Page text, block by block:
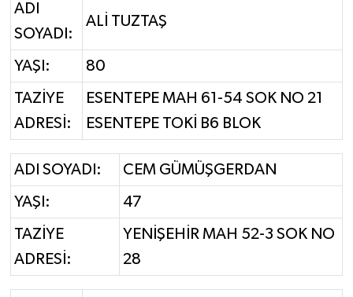
ADI
SOYADI:
ALİ TUZTAŞ
YAŞI: 80
TAZİYE
ADRESİ:
ESENTEPE MAH 61-54 SOK NO 21
ESENTEPE TOKİ B6 BLOK
ADI SOYADI: CEM GÜMÜŞGERDAN
YAŞI: 47
TAZİYE
ADRESİ:
YENİŞEHİR MAH 52-3 SOK NO
28